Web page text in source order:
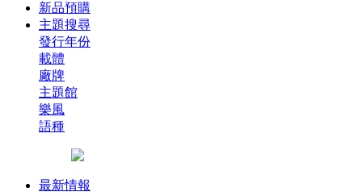
新品預購
主題搜尋
發行年份
載體
廠牌
主題館
樂風
語種
最新情報